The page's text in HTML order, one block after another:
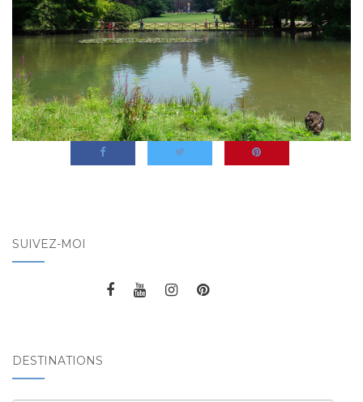
SUIVEZ-MOI
DESTINATIONS